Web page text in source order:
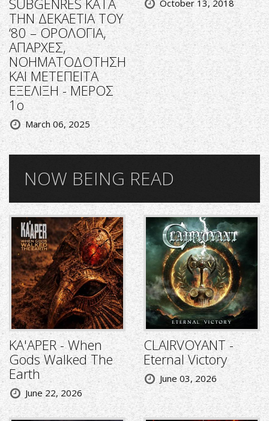
SUBGENRES ΚΑΤΑ
ΤΗΝ ΔΕΚΑΕΤΙΑ ΤΟΥ
‘80 – ΟΡΟΛΟΓΙΑ,
ΑΠΑΡΧΕΣ,
ΝΟΗΜΑΤΟΔΟΤΗΣΗ
ΚΑΙ ΜΕΤΕΠΕΙΤΑ
ΕΞΕΛΙΞΗ - ΜΕΡΟΣ
1ο
March 06, 2025
October 13, 2018
NOW BEING READ
KA'APER - When
Gods Walked The
Earth
June 22, 2026
CLAIRVOYANT -
Eternal Victory
June 03, 2026